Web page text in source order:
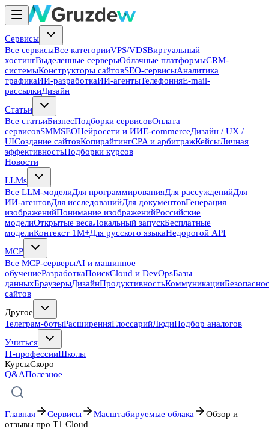
Сервисы
Все сервисыВсе категорииVPS/VDSВиртуальный
хостингВыделенные серверыОблачные платформыCRM-
системыКонструкторы сайтовSEO-сервисыАналитика
трафикаИИ-разработкаИИ-агентыТелефонияE-mail-
рассылкиДизайн
Статьи
Все статьиБизнесПодборки сервисовОплата
сервисовSMMSEOНейросети и ИИE-commerceДизайн / UX /
UIСоздание сайтовКопирайтингCPA и арбитражКейсыЛичная
эффективностьПодборки курсов
Новости
LLMs
Все LLM-моделиДля программированияДля рассужденийДля
ИИ-агентовДля исследованийДля документовГенерация
изображенийПонимание изображенийРоссийские
моделиОткрытые весаЛокальный запускБесплатные
моделиКонтекст 1M+Для русского языкаНедорогой API
MCP
Все MCP-серверыAI и машинное
обучениеРазработкаПоискCloud и DevOpsБазы
данныхБраузерыДизайнПродуктивностьКоммуникации
сайтов
Другое
Телеграм-ботыРасширенияГлоссарийЛюдиПодбор аналогов
Учиться
IT-профессииШколы
КурсыСкоро
Q&AПолезное
Главная Сервисы Масштабируемые облака
Обзор и
отзывы про T1 Cloud